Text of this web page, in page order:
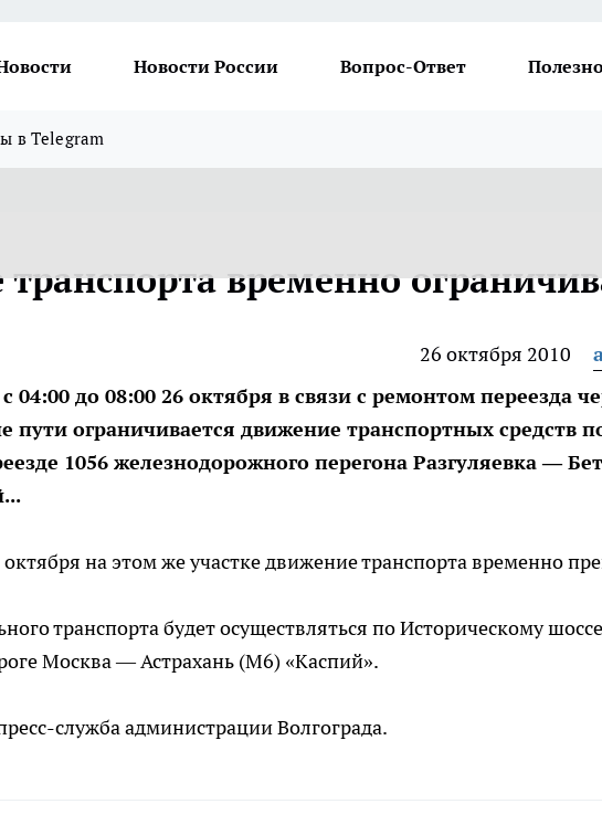
Новости России Вопрос-Ответ
в Telegram
временно
26 октября 2010
04:00 до 08:00 26 октября в связи с ремонтом переезда
пути ограничивается движение транспортных средств
1056 железнодорожного перегона Разгуляевка —
на этом же участке движение транспорта временно
транспорта будет осуществляться по Историческому
Москва — Астрахань (М6) «Каспий».
служба администрации Волгограда.